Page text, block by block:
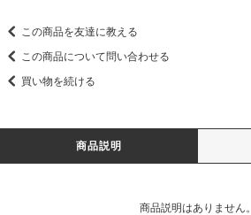
この商品を友達に教える
この商品について問い合わせる
買い物を続ける
商品説明
商品説明はありません。